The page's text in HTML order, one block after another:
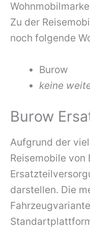
Zu der
noch folgende
Burow
keine
Burow
Aufgrund der
Reisemobile von
darstellen. Die